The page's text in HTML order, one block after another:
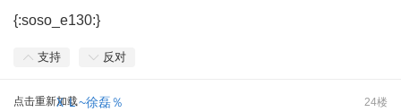
{:soso_e130:}
支持 反对
点击重新加载 24楼
ＸＬ~徐磊％